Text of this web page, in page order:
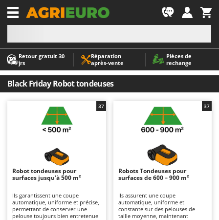
Retour gratuit 30
jrs
Réparation
après‑vente
Pièces de
rechange
-1
A
Abris de jardin
Accessoires pour tracteurs tondeuses autoportés
Aérateurs Scarificateurs pour gazon
Arracheuses de pommes de terre pour tracteur
Aspirateurs - Balais Électriques
Aspirateurs à feuilles sur roues
Aspirateurs de piscine
Aspirateurs Multifonctions
Atomiseurs agricoles pour tracteurs
Atomiseurs pour traitements
A
AgriEuro Premium
AgriEuro TOP-LINE
Aima
AL-KO
ALA 2000
Alce
Alpina
Ama
Black Friday Robot tondeuses
Robot tondeuses pour
surfaces jusqu’à 500 m²
Ils garantissent une coupe
automatique, uniforme et précise,
permettant de conserver une
pelouse toujours bien entretenue
37
Robots Tondeuses pour
surfaces de 600 – 900 m²
Ils assurent une coupe
automatique, uniforme et
constante sur des pelouses de
taille moyenne, maintenant
37